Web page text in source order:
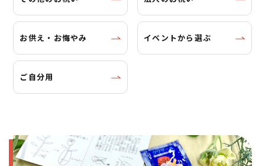
お供え・お悔やみ イベントから選ぶ
ご自分用